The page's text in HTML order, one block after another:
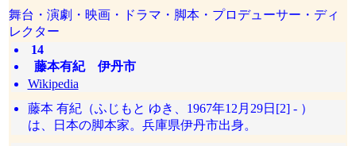
舞台・演劇・映画・ドラマ・脚本・プロデューサー・ディ
レクター
14
藤本有紀 伊丹市
Wikipedia
藤本 有紀（ふじもと ゆき、1967年12月29日[2] - ）
は、日本の脚本家。兵庫県伊丹市出身。